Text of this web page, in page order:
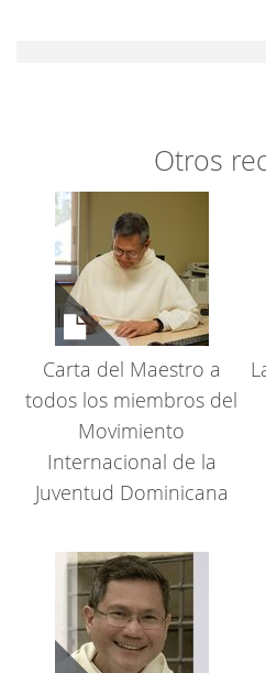
Otros
Carta del Maestro a
todos los miembros del
Movimiento
Internacional de la
Juventud Dominicana